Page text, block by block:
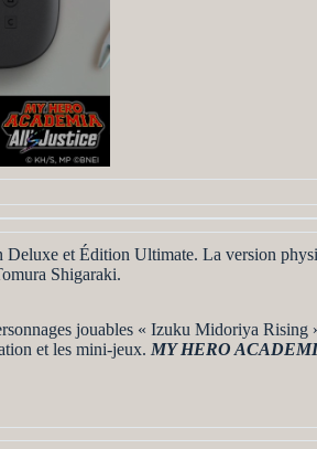
et Édition Ultimate. La version
Shigaraki.
jouables « Izuku Midoriya Rising
et les mini-jeux. MY HERO